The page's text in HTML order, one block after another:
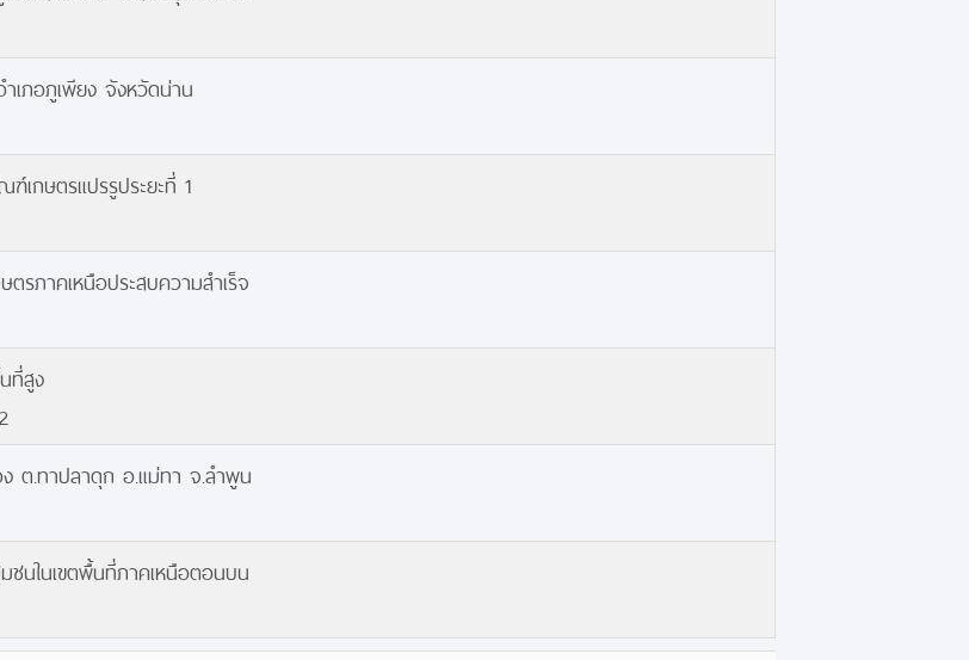
เภอภูเพียง จังหวัดน่าน
กษตรแปรรูประยะที่ 1
รภาคเหนือประสบความสำเร็จ
ที่สูง
ต.ทาปลาดุก อ.แม่ทา จ.ลำพูน
นในเขตพื้นที่ภาคเหนือตอนบน